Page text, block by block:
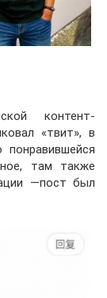
контент-
«твит», в
там также
—пост был